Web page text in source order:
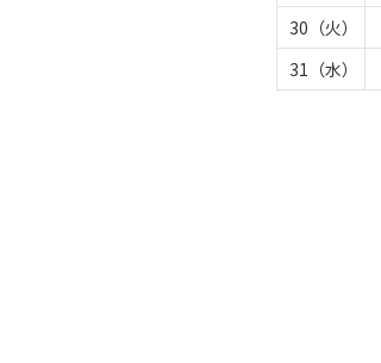
30（火）
31（水）